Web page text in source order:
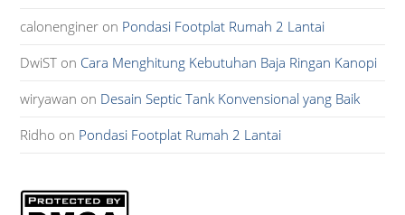
calonenginer on Pondasi Footplat Rumah 2 Lantai
DwiST on Cara Menghitung Kebutuhan Baja Ringan Kanopi
wiryawan on Desain Septic Tank Konvensional yang Baik
Ridho on Pondasi Footplat Rumah 2 Lantai